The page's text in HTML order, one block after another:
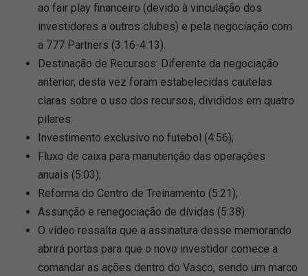
ao fair play financeiro (devido à vinculação dos
investidores a outros clubes) e pela negociação com
a 777 Partners (3:16-4:13).
Destinação de Recursos: Diferente da negociação
anterior, desta vez foram estabelecidas cautelas
claras sobre o uso dos recursos, divididos em quatro
pilares:
Investimento exclusivo no futebol (4:56);
Fluxo de caixa para manutenção das operações
anuais (5:03);
Reforma do Centro de Treinamento (5:21);
Assunção e renegociação de dívidas (5:38).
O vídeo ressalta que a assinatura desse memorando
abrirá portas para que o novo investidor comece a
comandar as ações dentro do Vasco, sendo um marco